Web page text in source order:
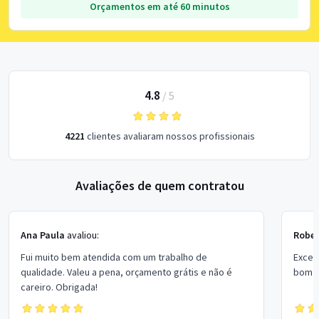
Orçamentos em até 60 minutos
4.8 / 5
4221 clientes avaliaram nossos profissionais
Avaliações de quem contratou
Ana Paula avaliou:
Fui muito bem atendida com um trabalho de
qualidade. Valeu a pena, orçamento grátis e não é
careiro. Obrigada!
bom